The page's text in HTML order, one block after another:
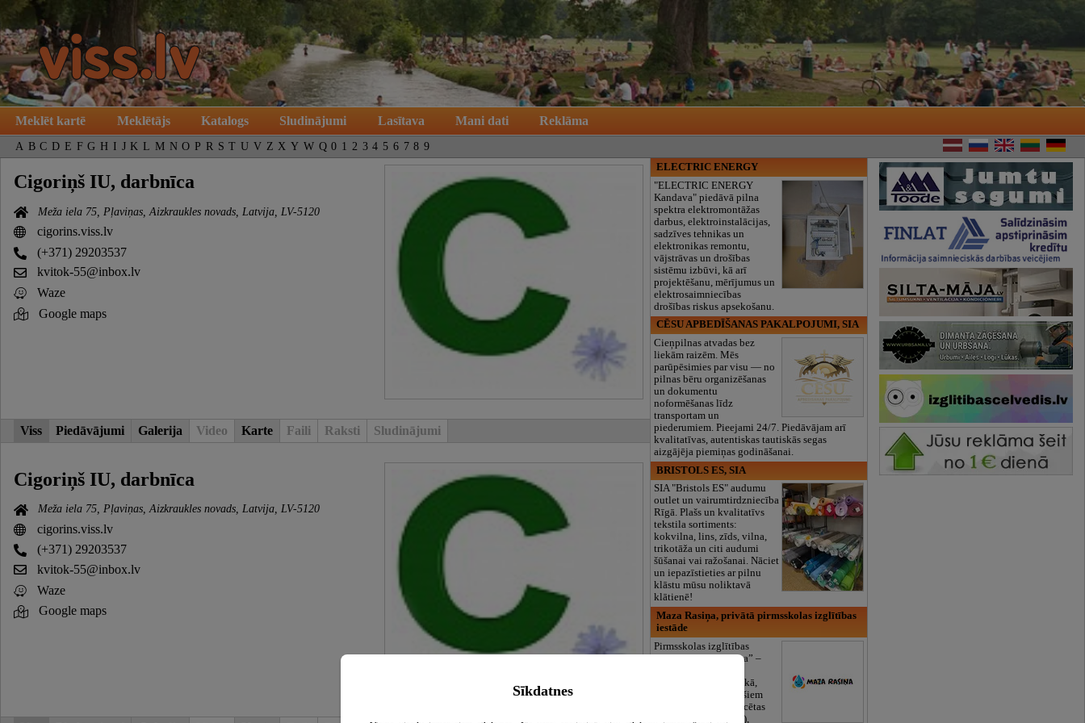
Meklēt kartē Meklētājs Katalogs Sludinājumi Lasītava Mani dati Reklāma
A B C D E F G H I J K L M N O P R S T U V Z X Y W Q 0 1 2 3 4 5 6 7 8 9
Cigoriņš IU, darbnīca
Meža iela 75, Pļaviņas, Aizkraukles novads, Latvija, LV-5120
cigorins.viss.lv
(+371) 29203537
kvitok-55@inbox.lv
Waze
Google maps
Viss Piedāvājumi Galerija Video Karte Faili Raksti Sludinājumi
Cigoriņš IU, darbnīca
Meža iela 75, Pļaviņas, Aizkraukles novads, Latvija, LV-5120
cigorins.viss.lv
(+371) 29203537
kvitok-55@inbox.lv
Waze
Google maps
ELECTRIC ENERGY
"ELECTRIC ENERGY
Kandava" piedāvā pilna
spektra elektromontāžas
darbus, elektroinstalācijas,
sadzīves tehnikas un
elektronikas remontu,
vājstrāvas un drošības
sistēmu izbūvi, kā arī
projektēšanu, mērījumus un
elektrosaimniecības
drošības riskus apsekošanu.
CĒSU APBEDĪŠANAS PAKALPOJUMI, SIA
Cieņpilnas atvadas bez
liekām raizēm. Mēs
parūpēsimies par visu — no
pilnas bēru organizēšanas
un dokumentu
noformēšanas līdz
transportam un
piederumiem. Pieejami 24/7. Piedāvājam arī
kvalitatīvas, autentiskas tautiskās segas
aizgājēja piemiņas godināšanai.
BRISTOLS ES, SIA
SIA "Bristols ES" audumu
outlet un vairumtirdzniecība
Rīgā. Plašs un kvalitatīvs
tekstila sortiments:
kokvilna, lins, zīds, vilna,
trikotāža un citi audumi
šūšanai vai ražošanai. Nāciet
un iepazīstieties ar pilnu
klāstu mūsu noliktavā
klātienē!
Maza Rasiņa, privātā pirmsskolas izglītības
iestāde
Pirmsskolas izglītības
iestāde “Maza Rasiņa” –
Pārdaugavā, Zasulaukā,
bērniem no 10 mēnešiem
līdz 6 gadiem. Licencētas
programmas (LV/RU),
Sīkdatnes